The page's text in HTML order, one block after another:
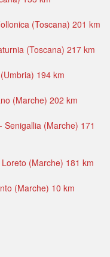
(Toscana) 201 km
(Toscana) 217 km
194 km
(Marche) 202 km
(Marche) 171
(Marche) 181 km
(Marche) 10 km